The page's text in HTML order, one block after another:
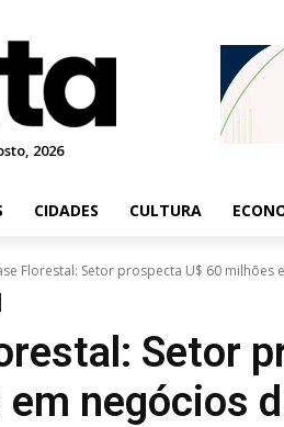
2026
CIDADES CULTURA
Florestal: Setor prospecta U$ 60 milhões
Setor
negócios